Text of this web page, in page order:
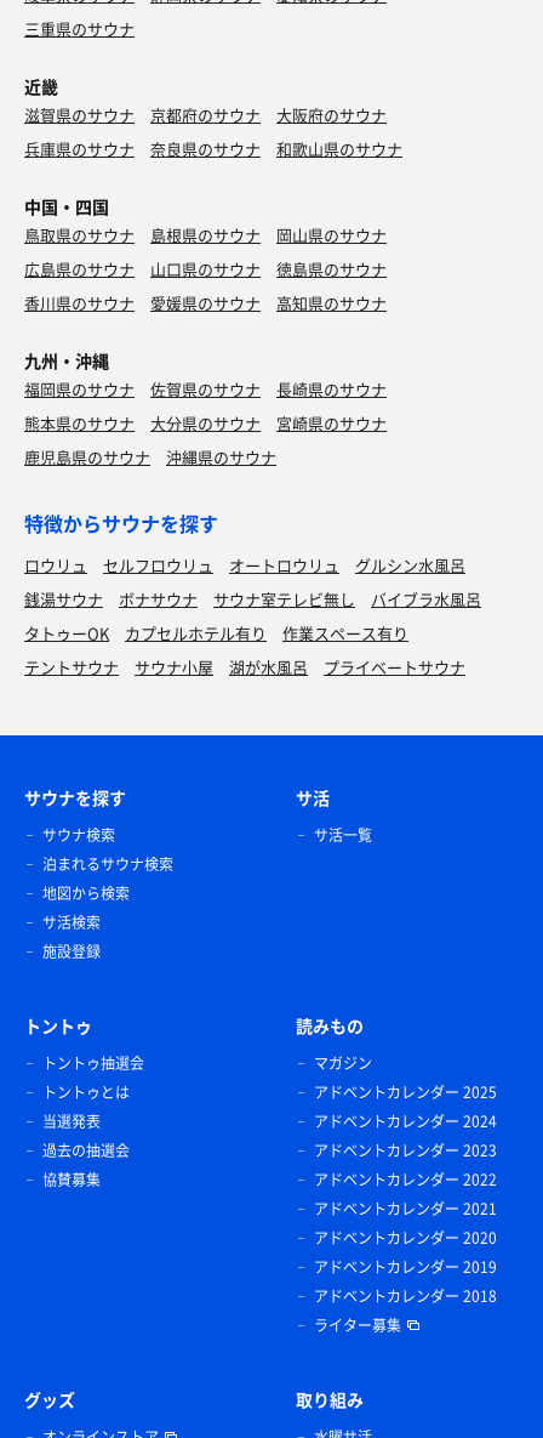
三重県のサウナ
近畿
滋賀県のサウナ 京都府のサウナ
大阪府のサウナ
兵庫県のサウナ
奈良県のサウナ 和歌山県のサウナ
中国・四国
鳥取県のサウナ 島根県のサウナ
岡山県のサウナ
広島県のサウナ
山口県のサウナ
徳島県のサウナ
香川県のサウナ
愛媛県のサウナ 高知県のサウナ
九州・沖縄
福岡県のサウナ 佐賀県のサウナ
長崎県のサウナ
熊本県のサウナ
大分県のサウナ
宮崎県のサウナ
鹿児島県のサウナ
沖縄県のサウナ
特徴からサウナを探す
ロウリュ セルフロウリュ オートロウリュ
グルシン水風呂
銭湯サウナ
ボナサウナ サウナ室テレビ無し
バイブラ水風呂
タトゥーOK
カプセルホテル有り
作業スペース有り
テントサウナ
サウナ小屋 湖が水風呂 プライベートサウナ
サウナを探す
サウナ検索
泊まれるサウナ検索
地図から検索
サ活検索
施設登録
サ活
サ活一覧
トントゥ
トントゥ抽選会
トントゥとは
当選発表
過去の抽選会
協賛募集
読みもの
マガジン
アドベントカレンダー 2025
アドベントカレンダー 2024
アドベントカレンダー 2023
アドベントカレンダー 2022
アドベントカレンダー 2021
アドベントカレンダー 2020
アドベントカレンダー 2019
アドベントカレンダー 2018
ライター募集
グッズ 取り組み